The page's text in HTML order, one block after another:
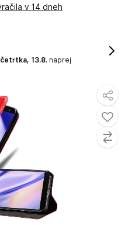
v 14 dneh
četrtka, 13.8. naprej